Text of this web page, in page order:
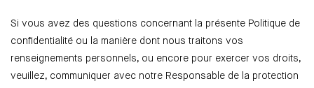
Si vous avez des questions concernant la présente Politique de
confidentialité ou la manière dont nous traitons vos
renseignements personnels, ou encore pour exercer vos droits,
veuillez, communiquer avec notre Responsable de la protection